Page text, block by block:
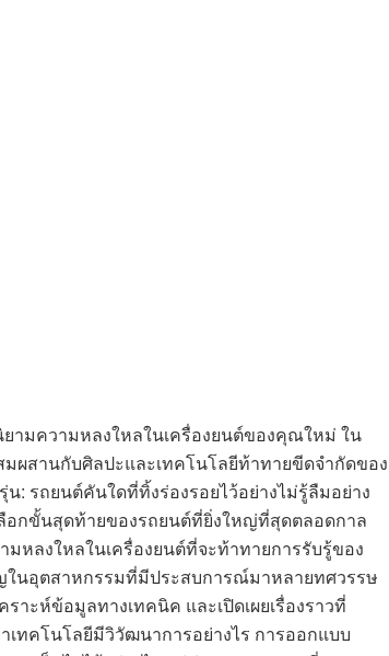
ามความหลงใหลในเครื่องยนต์ของคุณใหม่ ใน
ผสานกับศิลปะและเทคโนโลยีท้าทายขีดจำกัดของ
รถยนต์คันใดที่ทิ้งร่องรอยไว้อย่างไม่รู้ลืมอย่าง
อกขั้นสุดท้ายของรถยนต์ที่ยิ่งใหญ่ที่สุดตลอดกาล
มหลงใหลในเครื่องยนต์ที่จะท้าทายการรับรู้ของ
นอุตสาหกรรมที่มีประสบการณ์มาหลายทศวรรษ
าะห์ข้อมูลทางเทคนิค และเปิดเผยเรื่องราวที่
ทคโนโลยีมีวิวัฒนาการอย่างไร การออกแบบ